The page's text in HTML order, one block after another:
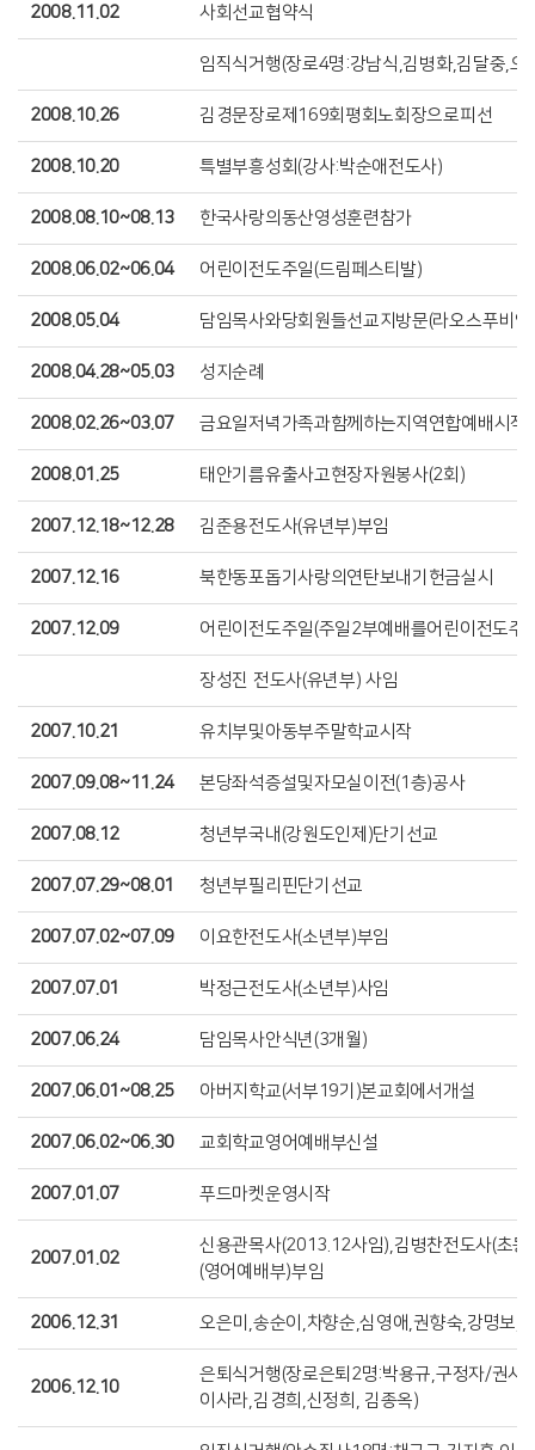
2008.11.02 사회선교협약식
임직식거행(장로4명:강남식,김병화,김달중,오
2008.10.26 김경문장로제169회평회노회장으로피선
2008.10.20 특별부흥성회(강사:박순애전도사)
2008.08.10~08.13 한국사랑의동산영성훈련참가
2008.06.02~06.04 어린이전도주일(드림페스티발)
2008.05.04 담임목사와당회원들선교지방문(라오스푸비
2008.04.28~05.03 성지순례
2008.02.26~03.07 금요일저녁가족과함께하는지역연합예배시작
2008.01.25 태안기름유출사고현장자원봉사(2회)
2007.12.18~12.28 김준용전도사(유년부)부임
2007.12.16 북한동포돕기사랑의연탄보내기헌금실시
2007.12.09 어린이전도주일(주일2부예배를어린이전도주
장성진 전도사(유년부) 사임
2007.10.21 유치부및아동부주말학교시작
2007.09.08~11.24 본당좌석증설및자모실이전(1층)공사
2007.08.12 청년부국내(강원도인제)단기선교
2007.07.29~08.01 청년부필리핀단기선교
2007.07.02~07.09 이요한전도사(소년부)부임
2007.07.01 박정근전도사(소년부)사임
2007.06.24 담임목사안식년(3개월)
2007.06.01~08.25 아버지학교(서부19기)본교회에서개설
2007.06.02~06.30 교회학교영어예배부신설
2007.01.07 푸드마켓운영시작
2007.01.02
신용관목사(2013.12사임),김병찬전도사(초등
(영어예배부)부임
2006.12.31 오은미,송순이,차향순,심영애,권향숙,강명보,
2006.12.10
은퇴식거행(장로은퇴2명:박용규,구정자/권사
이사라,김경희,신정희, 김종옥)